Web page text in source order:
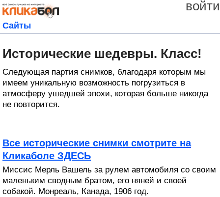
войти
Сайты
Исторические шедевры. Класс!
Следующая партия снимков, благодаря которым мы
имеем уникальную возможность погрузиться в
атмосферу ушедшей эпохи, которая больше никогда
не повторится.
Все исторические снимки смотрите на
Кликаболе ЗДЕСЬ
Миссис Мерль Вашель за рулем автомобиля со своим
маленьким сводным братом, его няней и своей
собакой. Монреаль, Канада, 1906 год.